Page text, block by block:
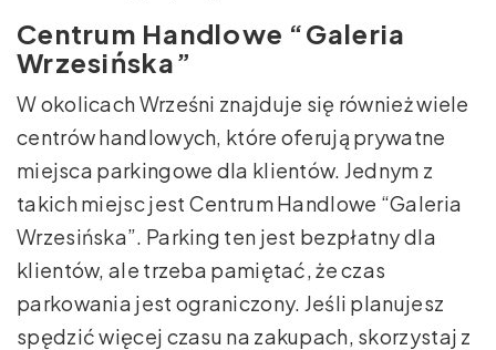
Centrum Handlowe “Galeria
Wrzesińska”
W okolicach Wrześni znajduje się również wiele
centrów handlowych, które oferują prywatne
miejsca parkingowe dla klientów. Jednym z
takich miejsc jest Centrum Handlowe “Galeria
Wrzesińska”. Parking ten jest bezpłatny dla
klientów, ale trzeba pamiętać, że czas
parkowania jest ograniczony. Jeśli planujesz
spędzić więcej czasu na zakupach, skorzystaj z